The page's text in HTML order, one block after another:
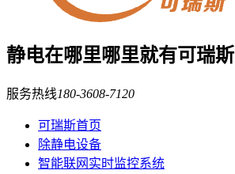
静电在哪里哪里就有可瑞斯
服务热线180-3608-7120
可瑞斯首页
除静电设备
智能联网实时监控系统